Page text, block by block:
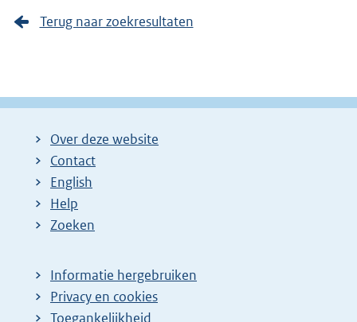
Terug naar zoekresultaten
Over deze website
Contact
English
Help
Zoeken
Informatie hergebruiken
Privacy en cookies
Toegankelijkheid